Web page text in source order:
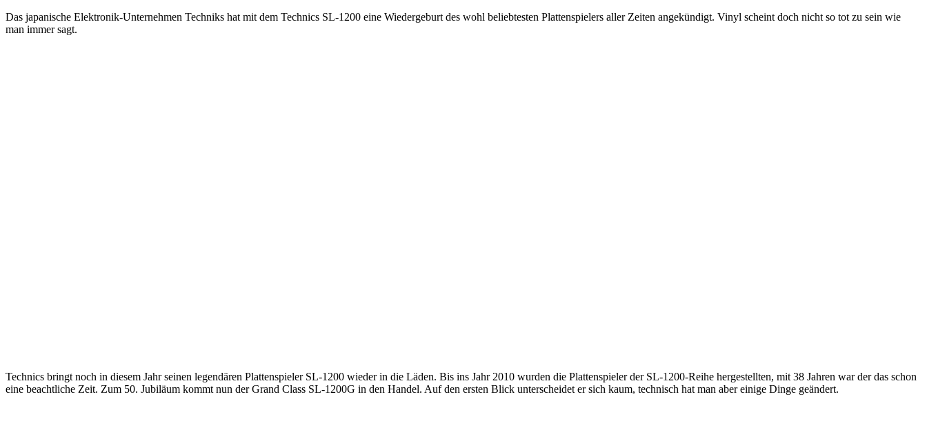
Das japanische Elektronik-Unternehmen Techniks hat mit dem Technics SL-1200 eine Wiedergeburt des wohl beliebtesten Plattenspielers aller Zeiten angekündigt. Vinyl scheint doch nicht so tot zu sein wie
man immer sagt.
Technics bringt noch in diesem Jahr seinen legendären Plattenspieler SL-1200 wieder in die Läden. Bis ins Jahr 2010 wurden die Plattenspieler der SL-1200-Reihe hergestellten, mit 38 Jahren war der das schon
eine beachtliche Zeit. Zum 50. Jubiläum kommt nun der Grand Class SL-1200G in den Handel. Auf den ersten Blick unterscheidet er sich kaum, technisch hat man aber einige Dinge geändert.